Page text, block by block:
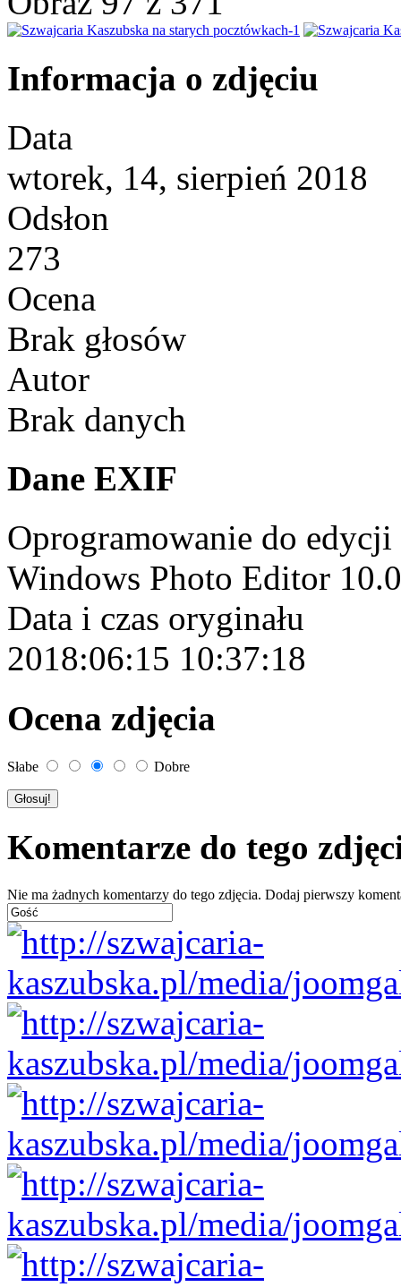
Informacja o zdjęciu
Data
wtorek, 14, sierpień 2018
Odsłon
273
Ocena
Brak głosów
Autor
Brak danych
Dane EXIF
Oprogramowanie do edycji
Windows Photo Editor
Data i czas oryginału
2018:06:15 10:37:18
Ocena zdjęcia
Słabe Dobre
Komentarze do tego
Nie ma żadnych komentarzy do tego zdjęcia. Dodaj pierwszy